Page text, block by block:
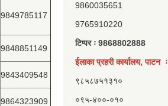
9849785117
9848851149
9843409548
9864323909
9860035651
9765910220
टिप्पर ः 9868802888
ईलाका प्रहरी कार्यालय, पाटन ः
९८५८७५१३१०
०९५-४००-०१०